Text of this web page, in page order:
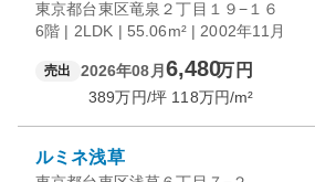
東京都台東区竜泉２丁目１９−１６
6階 | 2LDK | 55.06m² | 2002年11月
売出 2026年08月 6,480万円
389万円/坪 118万円/m²
ルミネ浅草